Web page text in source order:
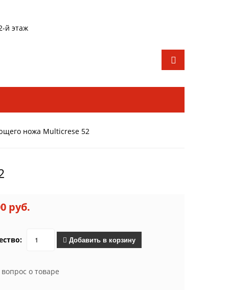
й этаж
ножа Multicrese 52
руб.
Добавить в корзину
о товаре